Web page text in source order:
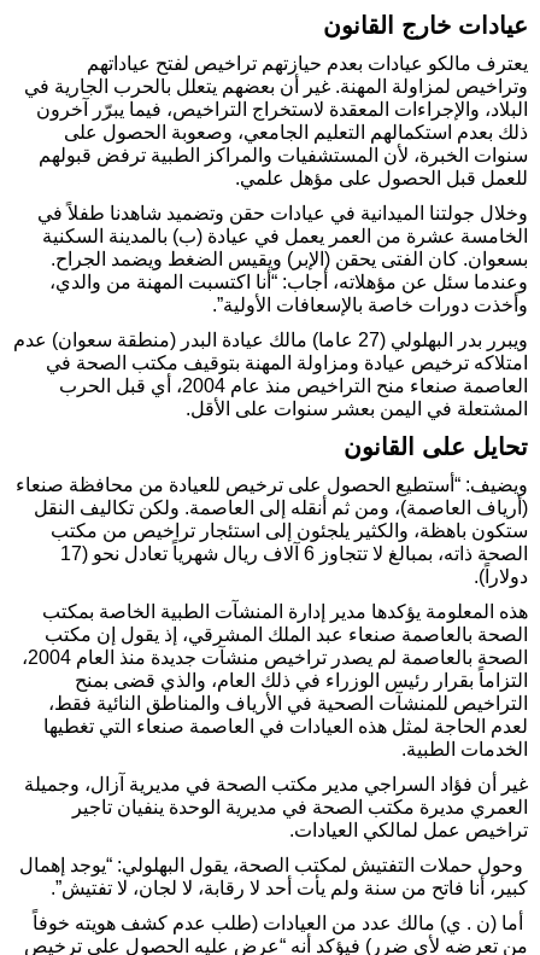
عيادات خارج القانون
يعترف مالكو عيادات بعدم حيازتهم تراخيص لفتح عياداتهم
وتراخيص لمزاولة المهنة. غير أن بعضهم يتعلل بالحرب الجارية في
البلاد، والإجراءات المعقدة لاستخراج التراخيص، فيما يبرّر آخرون
ذلك بعدم استكمالهم التعليم الجامعي، وصعوبة الحصول على
سنوات الخبرة، لأن المستشفيات والمراكز الطبية ترفض قبولهم
للعمل قبل الحصول على مؤهل علمي.
وخلال جولتنا الميدانية في عيادات حقن وتضميد شاهدنا طفلاً في
الخامسة عشرة من العمر يعمل في عيادة (ب) بالمدينة السكنية
بسعوان. كان الفتى يحقن (الإبر) ويقيس الضغط ويضمد الجراح.
وعندما سئل عن مؤهلاته، أجاب: “أنا اكتسبت المهنة من والدي،
وأخذت دورات خاصة بالإسعافات الأولية”.
ويبرر بدر البهلولي (27 عاما) مالك عيادة البدر (منطقة سعوان) عدم
امتلاكه ترخيص عيادة ومزاولة المهنة بتوقيف مكتب الصحة في
العاصمة صنعاء منح التراخيص منذ عام 2004، أي قبل الحرب
المشتعلة في اليمن بعشر سنوات على الأقل.
تحايل على القانون
ويضيف: “أستطيع الحصول على ترخيص للعيادة من محافظة صنعاء
(أرياف العاصمة)، ومن ثم أنقله إلى العاصمة. ولكن تكاليف النقل
ستكون باهظة، والكثير يلجئون إلى استئجار تراخيص من مكتب
الصحة ذاته، بمبالغ لا تتجاوز 6 آلاف ريال شهرياً تعادل نحو (17
دولاراً).
هذه المعلومة يؤكدها مدير إدارة المنشآت الطبية الخاصة بمكتب
الصحة بالعاصمة صنعاء عبد الملك المشرقي، إذ يقول إن مكتب
الصحة بالعاصمة لم يصدر تراخيص منشآت جديدة منذ العام 2004،
التزاماً بقرار رئيس الوزراء في ذلك العام، والذي قضى بمنح
التراخيص للمنشآت الصحية في الأرياف والمناطق النائية فقط،
لعدم الحاجة لمثل هذه العيادات في العاصمة صنعاء التي تغطيها
الخدمات الطبية.
غير أن فؤاد السراجي مدير مكتب الصحة في مديرية آزال، وجميلة
العمري مديرة مكتب الصحة في مديرية الوحدة ينفيان تاجير
تراخيص عمل لمالكي العيادات.
وحول حملات التفتيش لمكتب الصحة، يقول البهلولي: “يوجد إهمال
كبير، أنا فاتح من سنة ولم يأت أحد لا رقابة، لا لجان، لا تفتيش”.
أما (ن . ي) مالك عدد من العيادات (طلب عدم كشف هويته خوفاً
من تعرضه لأي ضرر) فيؤكد أنه “عرض عليه الحصول على ترخيص